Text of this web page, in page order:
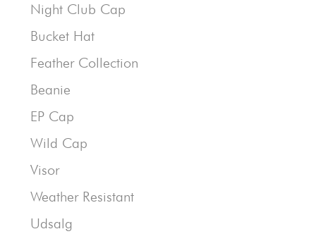
Night Club Cap
Bucket Hat
Feather Collection
Beanie
EP Cap
Wild Cap
Visor
Weather Resistant
Udsalg